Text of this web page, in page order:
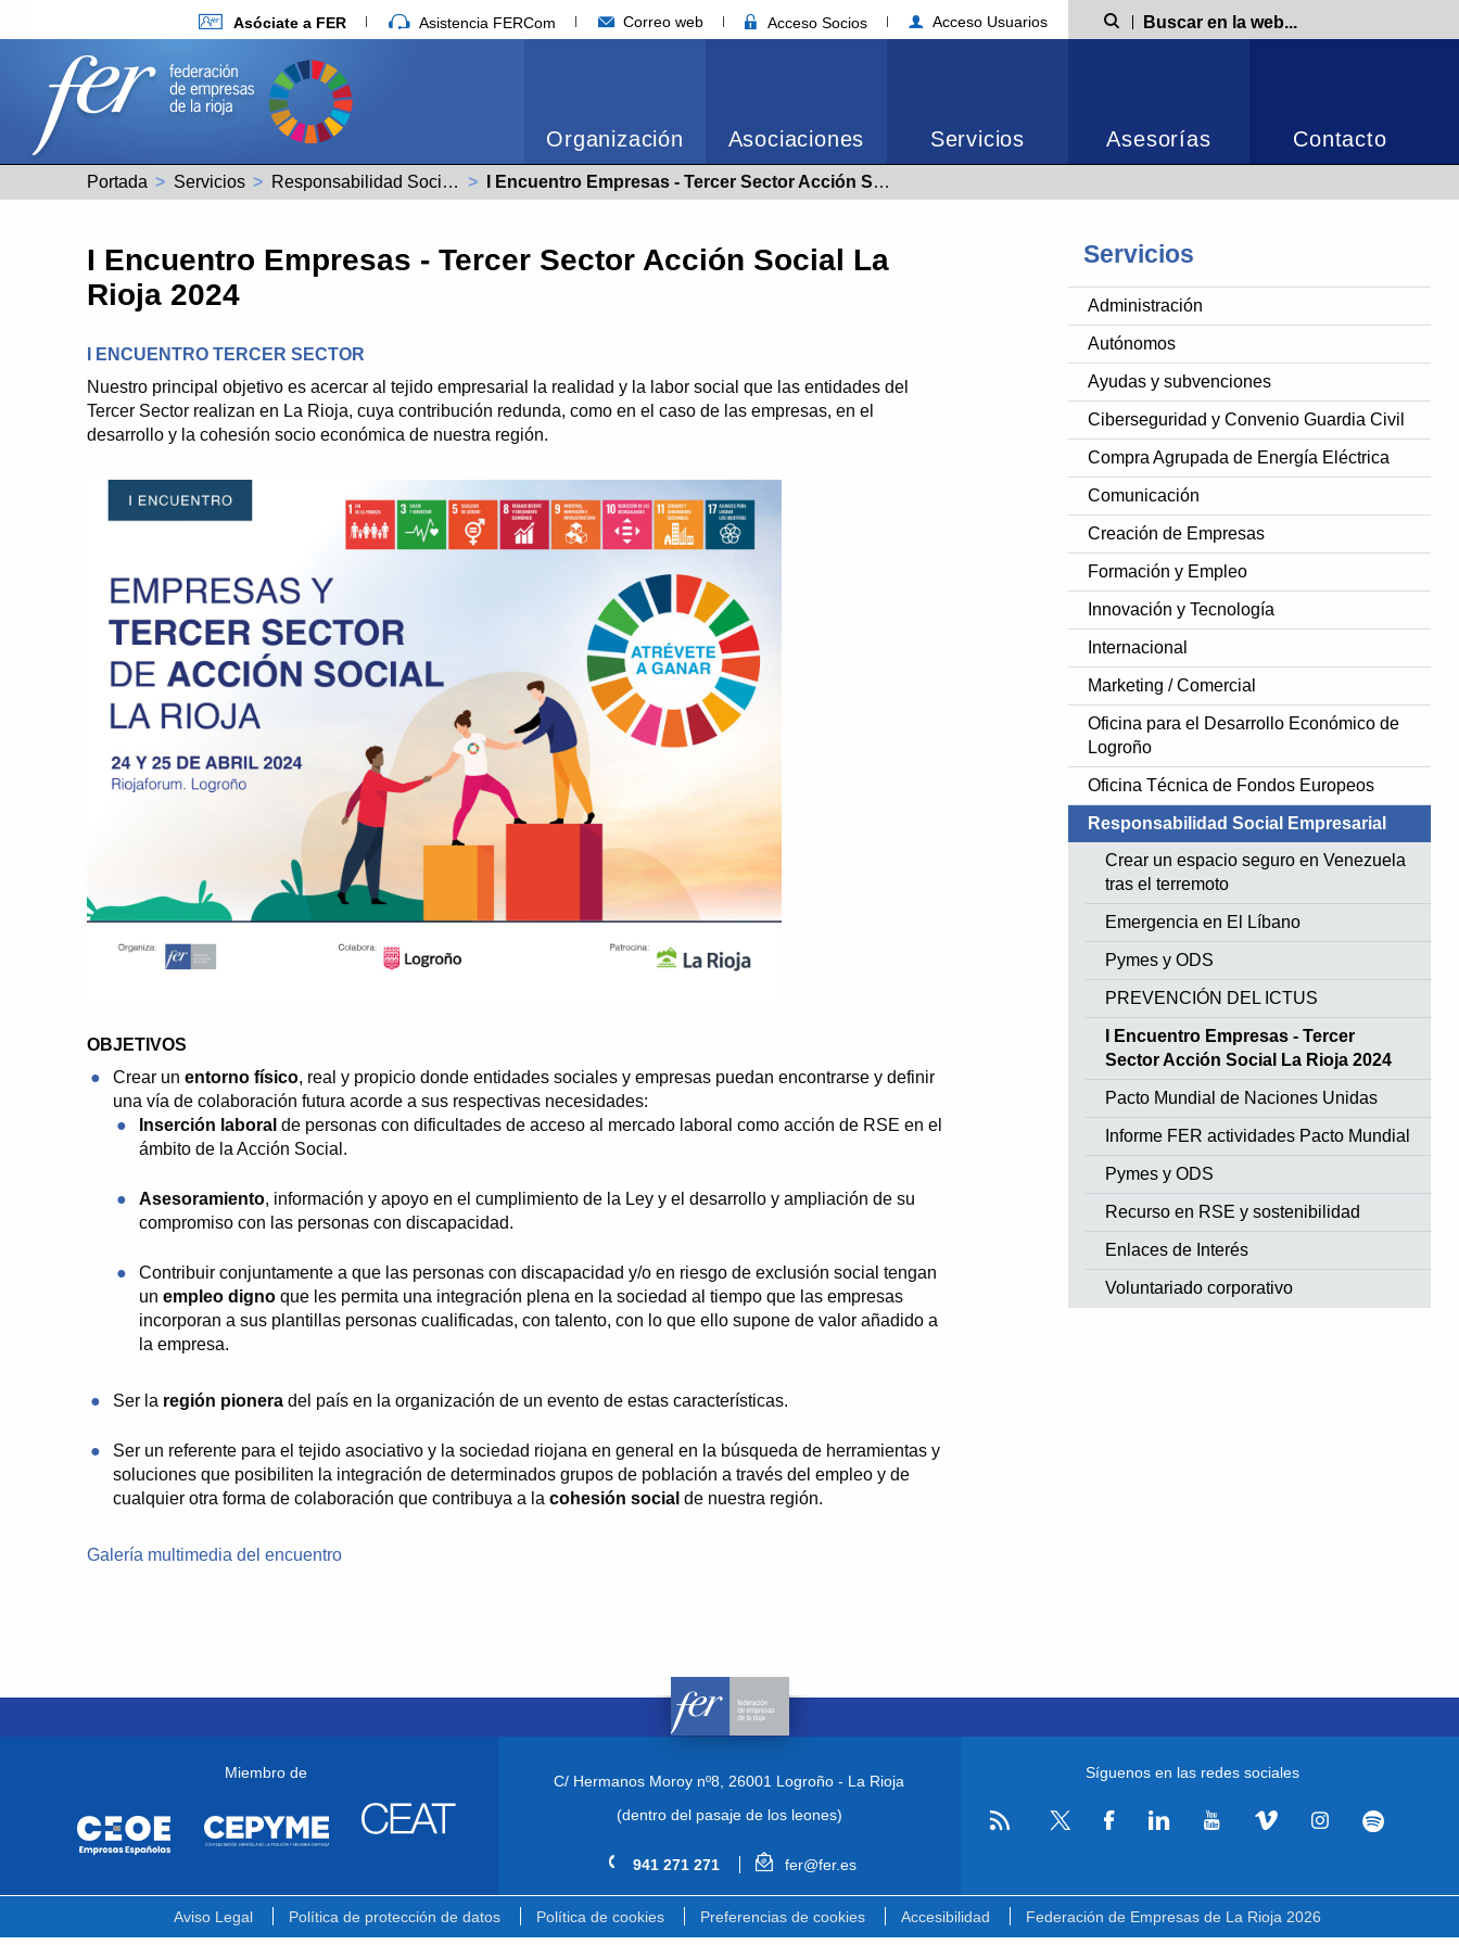
Asóciate a FER Asistencia FERCom Correo web Acceso Socios Acceso Usuarios Búsqueda
Organización Asociaciones Servicios Asesorías Contacto
Portada Servicios Responsabilidad Social Empresarial Actual:
I Encuentro Empresas - Tercer Sector Acción Social La Rioja 2024
Servicios
Administración
Autónomos
Ayudas y subvenciones
Ciberseguridad y Convenio Guardia Civil
Compra Agrupada de Energía Eléctrica
Comunicación
Creación de Empresas
Formación y Empleo
Innovación y Tecnología
Internacional
Marketing / Comercial
Oficina para el Desarrollo Económico de
Logroño
Oficina Técnica de Fondos Europeos
Responsabilidad Social Empresarial
Crear un espacio seguro en Venezuela
tras el terremoto
Emergencia en El Líbano
Pymes y ODS
PREVENCIÓN DEL ICTUS
I Encuentro Empresas - Tercer
Sector Acción Social La Rioja 2024
Pacto Mundial de Naciones Unidas
Informe FER actividades Pacto Mundial
Pymes y ODS
Recurso en RSE y sostenibilidad
Enlaces de Interés
Voluntariado corporativo
I Encuentro Empresas - Tercer Sector Acción Social La
Rioja 2024
I ENCUENTRO TERCER SECTOR
Nuestro principal objetivo es acercar al tejido empresarial la realidad y la labor social que las entidades del
Tercer Sector realizan en La Rioja, cuya contribución redunda, como en el caso de las empresas, en el
desarrollo y la cohesión socio económica de nuestra región.
OBJETIVOS
Crear un entorno físico, real y propicio donde entidades sociales y empresas puedan encontrarse y definir
una vía de colaboración futura acorde a sus respectivas necesidades:
Inserción laboral de personas con dificultades de acceso al mercado laboral como acción de RSE en el
ámbito de la Acción Social.
Asesoramiento, información y apoyo en el cumplimiento de la Ley y el desarrollo y ampliación de su
compromiso con las personas con discapacidad.
Contribuir conjuntamente a que las personas con discapacidad y/o en riesgo de exclusión social tengan
un empleo dignoque les permita una integración plena en la sociedad al tiempo que las empresas
incorporan a sus plantillas personas cualificadas, con talento, con lo que ello supone de valor añadido a
la empresa.
Ser la región pioneradel país en la organización de un evento de estas características.
Ser un referente para el tejido asociativo y la sociedad riojana en general en la búsqueda de herramientas y
soluciones que posibiliten la integración de determinados grupos de población a través del empleo y de
cualquier otra forma de colaboración que contribuya a la cohesión social de nuestra región.
Galería multimedia del encuentro
Miembro de C/ Hermanos Moroy nº8, 26001 Logroño - La Rioja
(dentro del pasaje de los leones)
941 271 271 fer@fer.es
Síguenos en las redes sociales
Aviso Legal Política de protección de datos Política de cookies Preferencias de cookies Accesibilidad Federación de Empresas de La Rioja 2026